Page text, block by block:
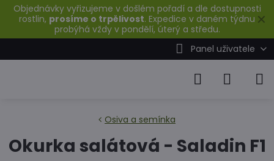
✕
Objednávky vyřizujeme v došlém pořadí a dle dostupnosti
rostlin, prosíme o trpělivost. Expedice v daném týdnu
probýhá vždy v pondělí, úterý a středu.
Panel uživatele
Osiva a semínka
Okurka salátová - Saladin F1